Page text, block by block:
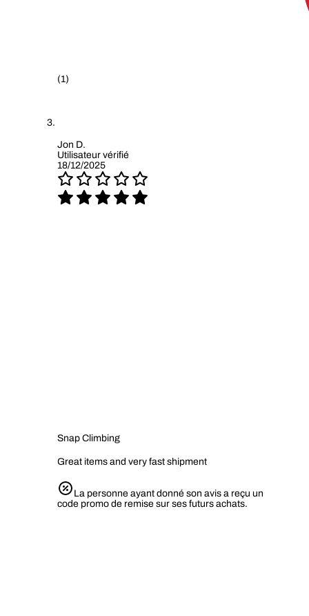
(1)
Jon D.
Utilisateur vérifié
18/12/2025
Snap Climbing
Great items and very fast shipment
La personne ayant donné son avis a reçu un
code promo de remise sur ses futurs achats.